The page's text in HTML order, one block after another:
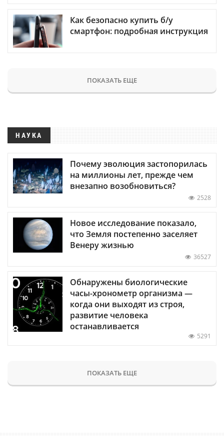
Как безопасно купить б/у
смартфон: подробная инструкция
ПОКАЗАТЬ ЕЩЕ
НАУКА
Почему эволюция застопорилась
на миллионы лет, прежде чем
внезапно возобновиться?
2528
Новое исследование показало,
что Земля постепенно заселяет
Венеру жизнью
36527
Обнаружены биологические
часы-хронометр организма —
когда они выходят из строя,
развитие человека
останавливается
5291
ПОКАЗАТЬ ЕЩЕ